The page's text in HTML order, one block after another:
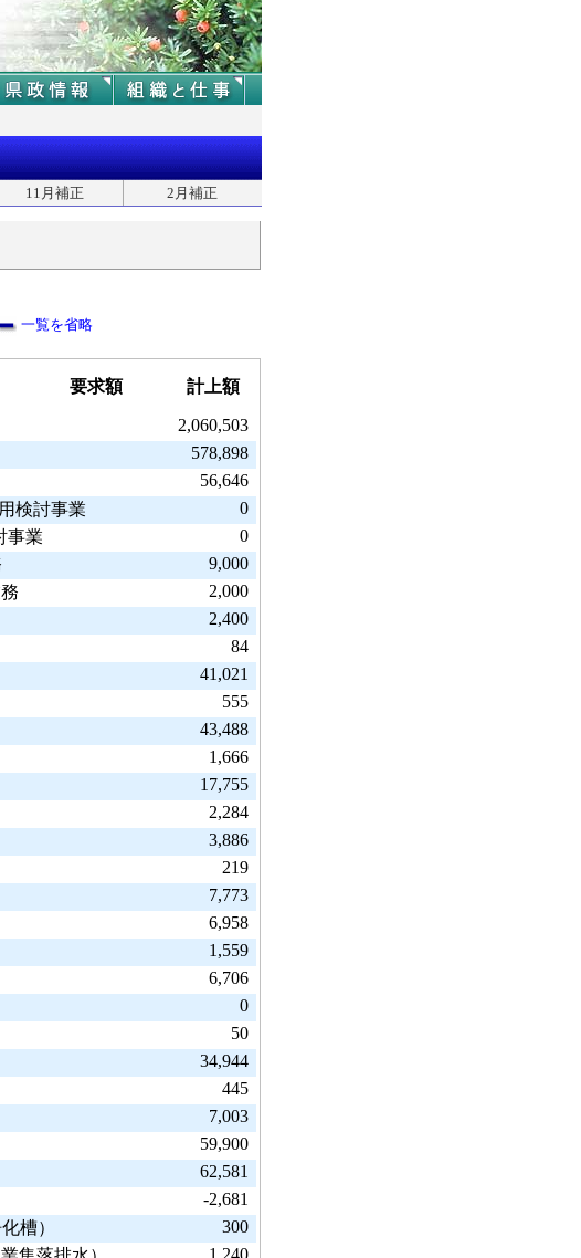
11月補正 2月補正
一覧を省略
要求額 計上額
2,060,503
578,898
56,646
検討事業
0
事業
0
9,000
2,000
2,400
84
41,021
555
43,488
1,666
17,755
2,284
3,886
219
7,773
6,958
1,559
6,706
0
50
34,944
445
7,003
59,900
62,581
-2,681
槽）
300